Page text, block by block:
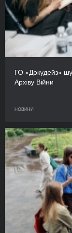
ГО «Докудейз»
Архіву Війни
НОВИНИ